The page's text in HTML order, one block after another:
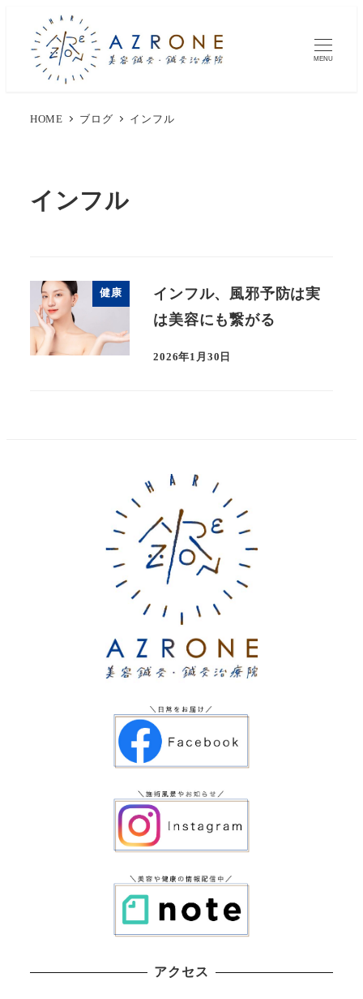
MENU
HOME ブログ インフル
インフル
健康
インフル、風邪予防は実
は美容にも繋がる
2026年1月30日
アクセス